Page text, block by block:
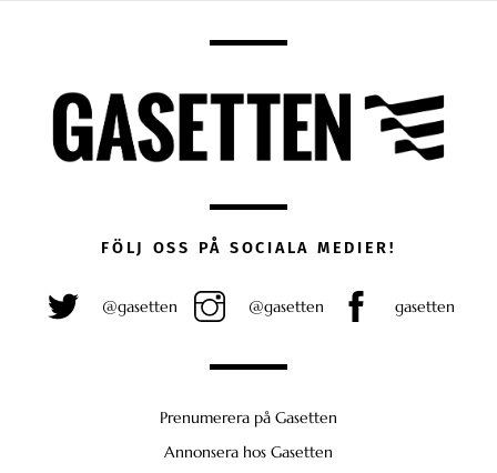
FÖLJ OSS PÅ SOCIALA MEDIER!
@gasetten @gasetten gasetten
Prenumerera på Gasetten
Annonsera hos Gasetten